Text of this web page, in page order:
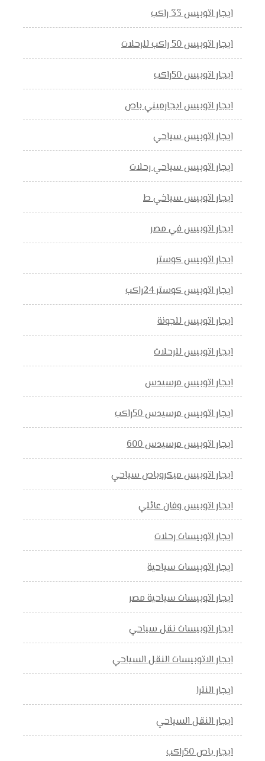
ايجار اتوبيس 33 راكب
ايجار اتوبيس 50 راكب للرحلات
ايجار اتوبيس 50راكب
ايجار اتوبيس ايجارميني باص
ايجار اتوبيس سياحي
ايجار اتوبيس سياحي رحلات
ايجار اتوبيس سياخي ط
ايجار اتوبيس في مصر
ايجار اتوبيس كوستر
ايجار اتوبيس كوستر 24راكب
ايجار اتوبيس للجونة
ايجار اتوبيس للرحلات
ايجار اتوبيس مرسيدس
ايجار اتوبيس مرسيدس 50راكب
ايجار اتوبيس مرسيدس 600
ايجار اتوبيس ميكروباص سياحي
ايجار اتوبيس وفان عائلي
ايجار اتوبيسات رحلات
ايجار اتوبيسات سياحية
ايجار اتوبيسات سياحية مصر
ايجار اتوبيسات نقل سياحي
ايجار الاتوبيسات النقل السياحي
ايجار النترا
ايجار النقل السياحي
ايجار باص 50راكب